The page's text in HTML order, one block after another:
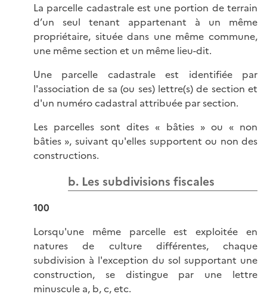
La parcelle cadastrale est une portion de terrain
d’un seul tenant appartenant à un même
propriétaire, située dans une même commune,
une même section et un même lieu-dit.
Une parcelle cadastrale est identifiée par
l'association de sa (ou ses) lettre(s) de section et
d'un numéro cadastral attribuée par section.
Les parcelles sont dites « bâties » ou « non
bâties », suivant qu'elles supportent ou non des
constructions.
b. Les subdivisions fiscales
100
Lorsqu'une même parcelle est exploitée en
natures de culture différentes, chaque
subdivision à l'exception du sol supportant une
construction, se distingue par une lettre
minuscule a, b, c, etc.